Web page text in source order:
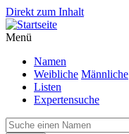
Direkt zum Inhalt
Menü
Namen
Weibliche Männliche
Listen
Expertensuche